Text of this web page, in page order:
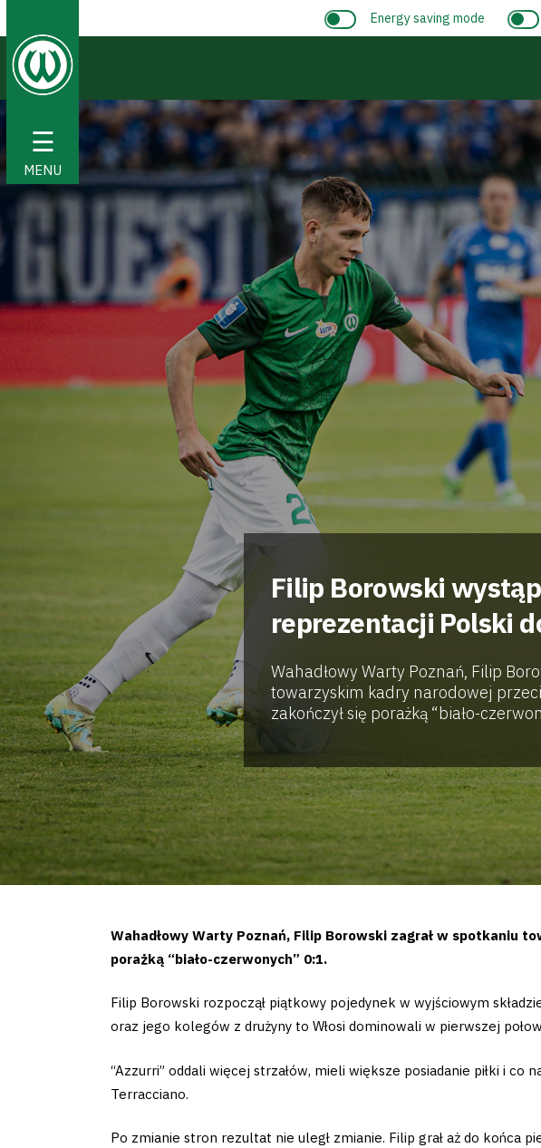
☰
MENU
Energy saving mode
Filip Borowski
reprezentacji Polski
Wahadłowy Warty Poznań, Filip
towarzyskim kadry narodowej
zakończył się porażką “biało-
Wahadłowy Warty Poznań, Filip Borowski zagrał w spotkaniu
porażką “biało-czerwonych” 0:1.
Filip Borowski rozpoczął piątkowy pojedynek w wyjściowym
oraz jego kolegów z drużyny to Włosi dominowali w pierwszej
“Azzurri” oddali więcej strzałów, mieli większe posiadanie piłki i
Terracciano.
Po zmianie stron rezultat nie uległ zmianie. Filip grał aż do końca